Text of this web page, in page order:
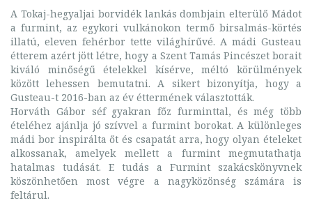
A Tokaj-hegyaljai borvidék lankás dombjain elterülő Mádot
a furmint, az egykori vulkánokon termő birsalmás-körtés
illatú, eleven fehérbor tette világhírűvé. A mádi Gusteau
étterem azért jött létre, hogy a Szent Tamás Pincészet borait
kiváló minőségű ételekkel kísérve, méltó körülmények
között lehessen bemutatni. A sikert bizonyítja, hogy a
Gusteau-t 2016-ban az év éttermének választották.
Horváth Gábor séf gyakran főz furminttal, és még több
ételéhez ajánlja jó szívvel a furmint borokat. A különleges
mádi bor inspirálta őt és csapatát arra, hogy olyan ételeket
alkossanak, amelyek mellett a furmint megmutathatja
hatalmas tudását. E tudás a Furmint szakácskönyvnek
köszönhetően most végre a nagyközönség számára is
feltárul.